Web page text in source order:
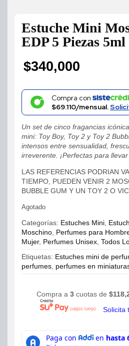
Estuche Mini
EDP 5 Piezas
$340,000
Compra con
$69.110/mensual.
Un set de cinco fragancias
mini: Toy Boy, Toy 2 y Toy 2
intensos entre sensualidad,
irreverente. ¡Perfectas para
LAS REFERENCIAS PODRIAN
TIEMPO, PUEDEN VENIR 2
BUBBLE GUM Y UN TOY 2 O
Agotado
Categorías: Estuches Mini
Moschino Perfumes para
Mujer, Perfumes Unisex Todos
Etiquetas: Estuches mini de
perfumes perfumes en
Compra a 3 cuotas de $
Solicita